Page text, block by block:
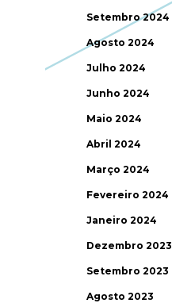
Setembro 2024
Agosto 2024
Julho 2024
Junho 2024
Maio 2024
Abril 2024
Março 2024
Fevereiro 2024
Janeiro 2024
Dezembro 2023
Setembro 2023
Agosto 2023